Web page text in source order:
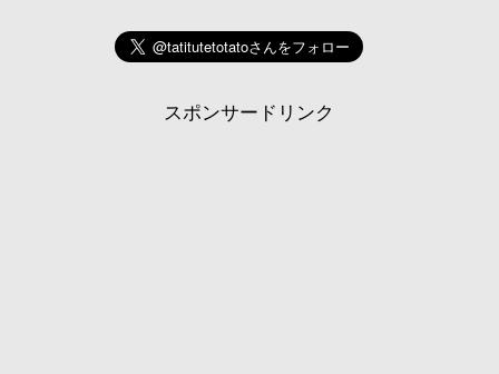
スポンサードリンク